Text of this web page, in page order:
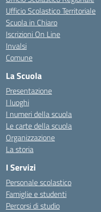
Ufficio Scolastico Territoriale
Scuola in Chiaro
Iscrizioni On Line
Invalsi
Comune
La Scuola
Presentazione
I luoghi
I numeri della scuola
Le carte della scuola
Organizzazione
La storia
I Servizi
Personale scolastico
Famiglie e studenti
Percorsi di studio